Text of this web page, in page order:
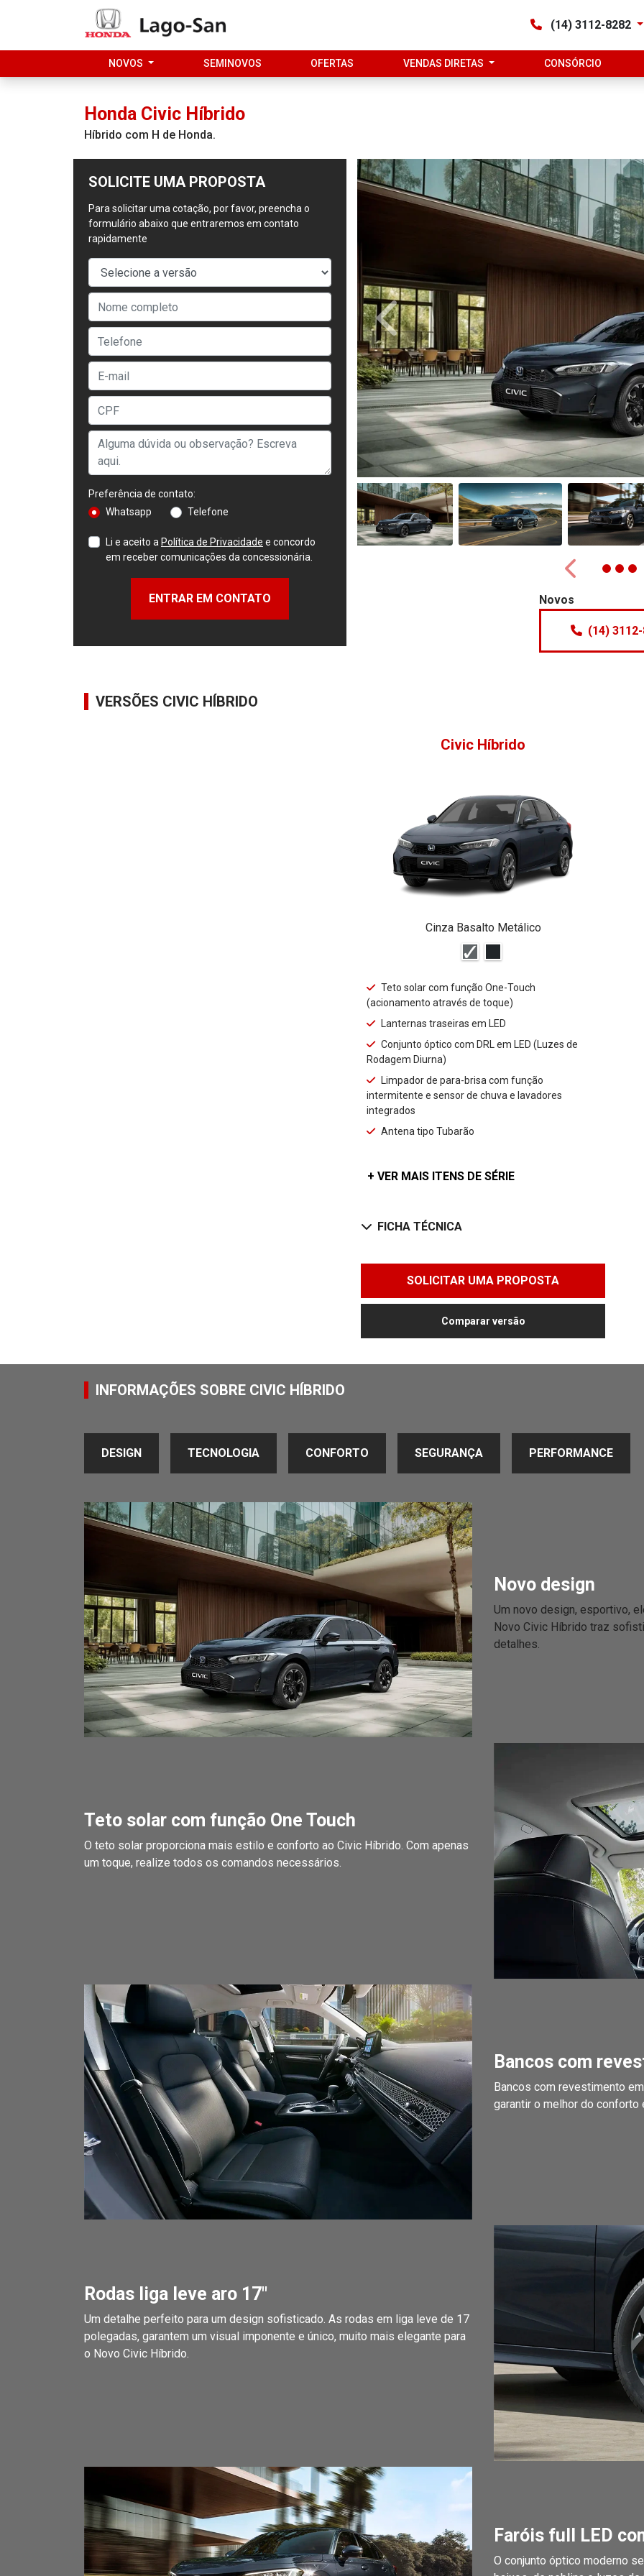
(14) 3112-8282
NOVOS SEMINOVOS OFERTAS VENDAS DIRETAS CONSÓRCIO
Honda Civic Híbrido
Híbrido com H de Honda.
SOLICITE UMA PROPOSTA
Para solicitar uma cotação, por favor, preencha o
formulário abaixo que entraremos em contato
rapidamente
Preferência de contato:
Whatsapp
Telefone
Li e aceito a Política de Privacidade e concordo
em receber comunicações da concessionária.
ENTRAR EM CONTATO
Anterior
Anterior
Novos
(14)
VERSÕES CIVIC HÍBRIDO
Civic Híbrido
Cinza Basalto Metálico
Teto solar com função One-Touch
(acionamento através de toque)
Lanternas traseiras em LED
Conjunto óptico com DRL em LED (Luzes de
Rodagem Diurna)
Limpador de para-brisa com função
intermitente e sensor de chuva e lavadores
integrados
Antena tipo Tubarão
+ VER MAIS ITENS DE SÉRIE
FICHA TÉCNICA
SOLICITAR UMA PROPOSTA
Comparar versão
INFORMAÇÕES SOBRE CIVIC HÍBRIDO
DESIGN TECNOLOGIA CONFORTO SEGURANÇA PERFORMANCE
Novo design
Um novo design, esportivo,
Novo Civic Híbrido traz
detalhes.
Teto solar com função One Touch
O teto solar proporciona mais estilo e conforto ao Civic Híbrido. Com apenas
um toque, realize todos os comandos necessários.
Bancos com
Bancos com revestimento
garantir o melhor do conforto
Rodas liga leve aro 17"
Um detalhe perfeito para um design sofisticado. As rodas em liga leve de 17
polegadas, garantem um visual imponente e único, muito mais elegante para
o Novo Civic Híbrido.
Faróis full LED
O conjunto óptico moderno